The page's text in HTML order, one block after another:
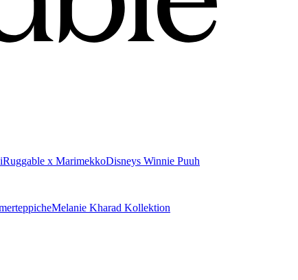
Ruggable x MarimekkoDisneys Winnie Puuh
Melanie Kharad Kollektion